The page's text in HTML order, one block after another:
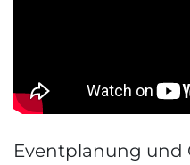
Eventplanung und